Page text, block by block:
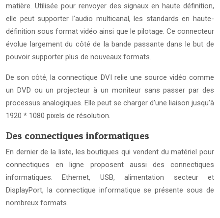
matière. Utilisée pour renvoyer des signaux en haute définition,
elle peut supporter l’audio multicanal, les standards en haute-
définition sous format vidéo ainsi que le pilotage. Ce connecteur
évolue largement du côté de la bande passante dans le but de
pouvoir supporter plus de nouveaux formats.
De son côté, la connectique DVI relie une source vidéo comme
un DVD ou un projecteur à un moniteur sans passer par des
processus analogiques. Elle peut se charger d’une liaison jusqu’à
1920 * 1080 pixels de résolution.
Des connectiques informatiques
En dernier de la liste, les boutiques qui vendent du matériel pour
connectiques en ligne proposent aussi des connectiques
informatiques. Ethernet, USB, alimentation secteur et
DisplayPort, la connectique informatique se présente sous de
nombreux formats.